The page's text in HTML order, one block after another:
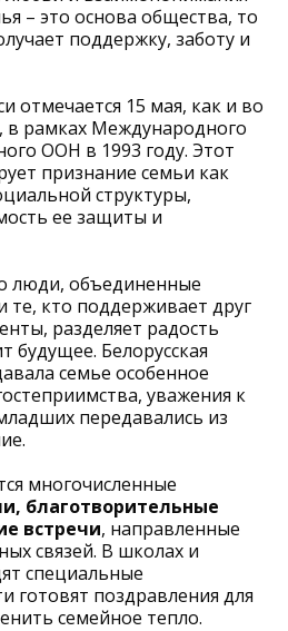
– это основа общества, то
поддержку, заботу и
отмечается 15 мая, как и во
в рамках Международного
ООН в 1993 году. Этот
признание семьи как
структуры,
ее защиты и
люди, объединенные
кто поддерживает друг
разделяет радость
будущее. Белорусская
семье особенное
уважения к
передавались из
многочисленные
благотворительные
встречи, направленные
связей. В школах и
специальные
готовят поздравления для
семейное тепло.